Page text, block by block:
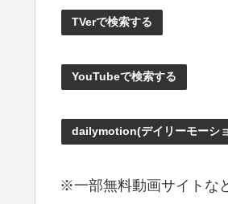
TVerで検索する
YouTubeで検索する
dailymotion(デイリーモーシ
※一部無料動画サイトな